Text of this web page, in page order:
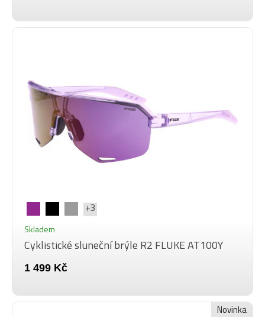
+3
Skladem
Cyklistické sluneční brýle R2 FLUKE AT100Y
1 499 Kč
Novinka